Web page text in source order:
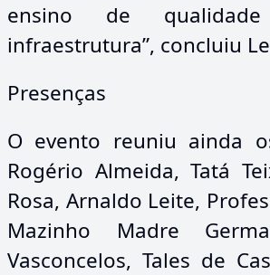
ensino de
infraestrutura”, concluiu
Presenças
O evento reuniu ainda
Rogério Almeida, Tatá
Rosa, Arnaldo Leite,
Mazinho Madre
Vasconcelos, Tales de